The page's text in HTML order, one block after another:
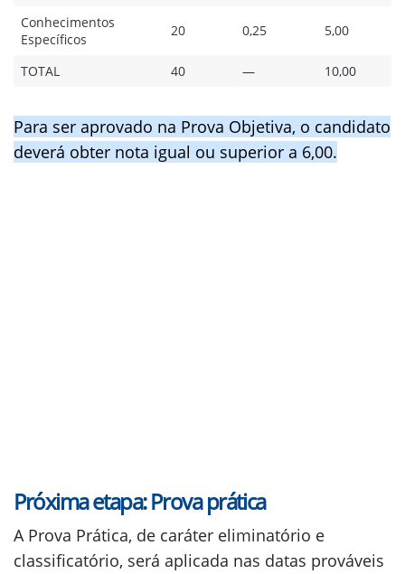
Conhecimentos
Específicos
20 0,25 5,00
TOTAL 40 — 10,00
Para ser aprovado na Prova Objetiva, o candidato
deverá obter nota igual ou superior a 6,00.
Próxima etapa: Prova prática
A Prova Prática, de caráter eliminatório e
classificatório, será aplicada nas datas prováveis